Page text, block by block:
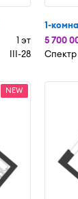
1 эт
III-28
1-
5 700
Спектр
NEW